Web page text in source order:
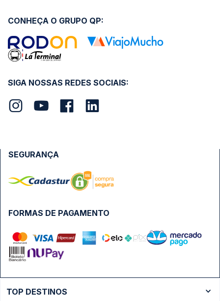
SIGA NOSSAS REDES SOCIAIS:
CONHEÇA O GRUPO QP:
FORMAS DE PAGAMENTO
SEGURANÇA
TOP DESTINOS